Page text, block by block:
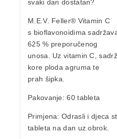
svaki dan dostatan?
M.E.V. Feller® Vitamin C
s bioflavonoidima
625 % preporučenog
unosa. Uz vitamin C,
kore ploda agruma te
prah šipka.
Pakovanje: 60 tableta
Primjena: Odrasli i djeca
tableta na dan uz obrok.